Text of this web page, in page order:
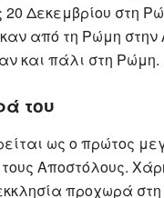
20 Δεκεμβρίου στη
από τη Ρώμη στην
και πάλι στη Ρώμη.
του
ως ο πρώτος
Αποστόλους.
προχωρά